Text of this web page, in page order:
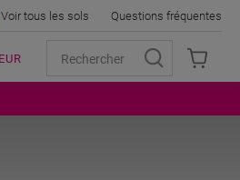
Voir tous les sols Questions fréquentes